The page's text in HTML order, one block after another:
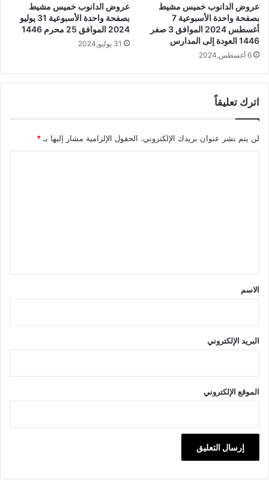
عروض الدانوب خميس مشيط
بصفحة واحدة الأسبوعية 7
أغسطس 2024 الموافق 3 صفر
1446 العودة إلى المدارس
6 أغسطس,2024
عروض الدانوب خميس مشيط
بصفحة واحدة الأسبوعية 31 يوليو
2024 الموافق 25 محرم 1446
31 يوليو,2024
اترك تعليقاً
لن يتم نشر عنوان بريدك الإلكتروني. الحقول الإلزامية مشار إليها بـ *
*
الاسم
البريد الإلكتروني
الموقع الإلكتروني